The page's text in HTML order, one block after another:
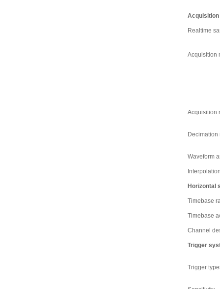
Realtime
Acquisition
Acquisition
Decimation
Waveform
Horizontal
Timebase
Timebase
Channel
Trigger
Trigger